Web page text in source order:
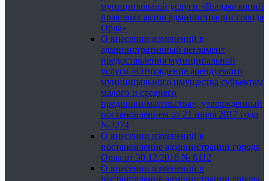
муниципальной услуги «Выдача копий
правовых актов администрации города
Орла»
О внесении изменений в
административный регламент
предоставления муниципальной
услуги «Отчуждение арендуемого
муниципального имущества субъектам
малого и среднего
предпринимательства», утвержденный
постановлением от 21 июля 2017 года
№3274
О внесении изменений в
постановление администрации города
Орла от 30.12.2016 № 6112
О внесении изменений в
постановление администрации города